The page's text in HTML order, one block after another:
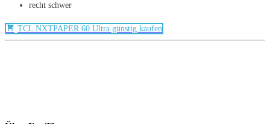
recht schwer
TCL NXTPAPER 60 Ultra günstig kaufen